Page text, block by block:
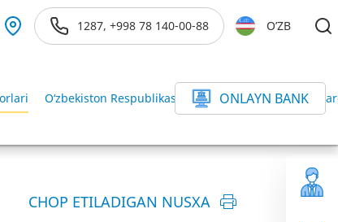
1287, +998 78 140-00-88 O’ZB
O‘zbekiston Respublikasi Vazirlar Mahkamasining
ONLAYN BANK
CHOP ETILADIGAN NUSXA